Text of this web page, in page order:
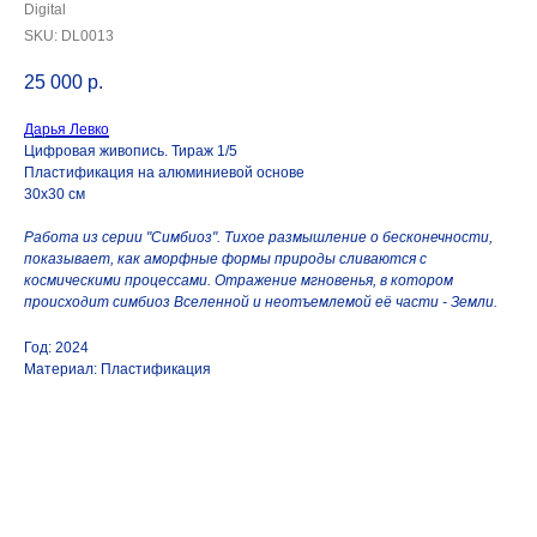
Digital
SKU: DL0013
25 000 р.
Дарья Левко
Цифровая живопись. Тираж 1/5
Пластификация на алюминиевой основе
30х30 см
Работа из серии "Симбиоз". Тихое размышление о бесконечности,
показывает, как аморфные формы природы сливаются с
космическими процессами. Отражение мгновенья, в котором
происходит симбиоз Вселенной и неотъемлемой её части - Земли.
Год: 2024
Материал: Пластификация